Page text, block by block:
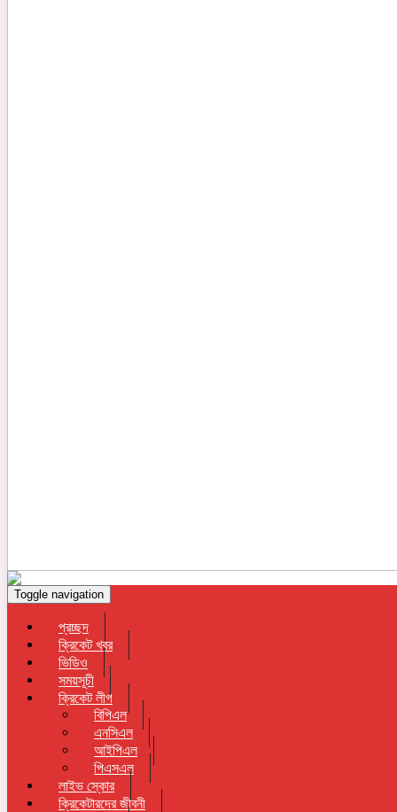
Toggle navigation
প্রচ্ছদ
ক্রিকেট খবর
ভিডিও
সময়সূচী
ক্রিকেট লীগ
বিপিএল
এনসিএল
আইপিএল
পিএসএল
লাইভ স্কোর
ক্রিকেটারদের জীবনী